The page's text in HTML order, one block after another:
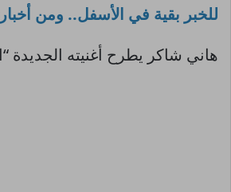
للخبر بقية في الأسفل.. ومن
هاني شاكر يطرح أغنيته الجديدة